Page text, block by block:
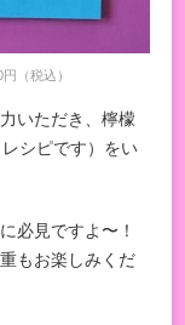
（税込）
いただき、檸檬
シピです）をい
必見ですよ〜！
もお楽しみくだ